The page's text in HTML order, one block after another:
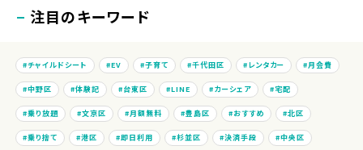
注目のキーワード
チャイルドシート EV 子育て 千代田区 レンタカー 月会費
中野区 体験記 台東区 LINE カーシェア 宅配
乗り放題 文京区 月額無料 豊島区 おすすめ 北区
乗り捨て 港区 即日利用 杉並区 決済手段 中央区